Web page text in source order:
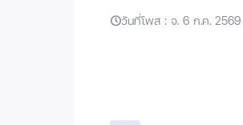
วันที่โพส : จ. 6 ก.ค. 2569